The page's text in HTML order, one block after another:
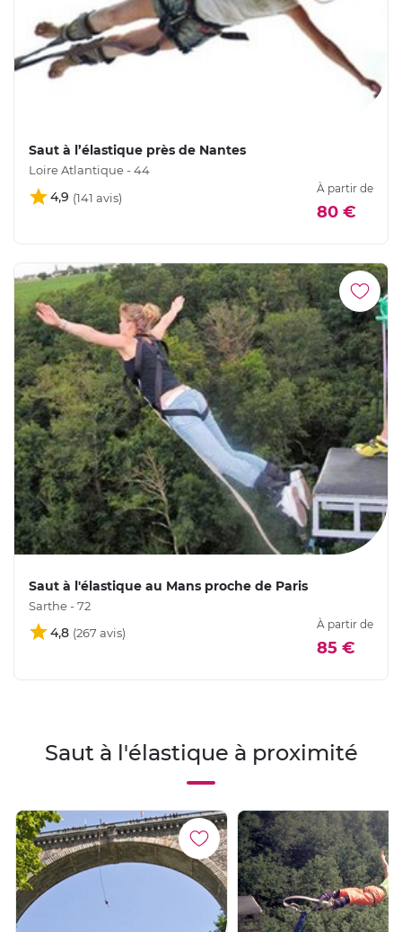
Saut à l’élastique près de Nantes
Loire Atlantique - 44
4,9
À partir de
80 €
Saut à l'élastique au Mans proche de Paris
Sarthe - 72
4,8
À partir de
85 €
Saut à l'élastique à proximité